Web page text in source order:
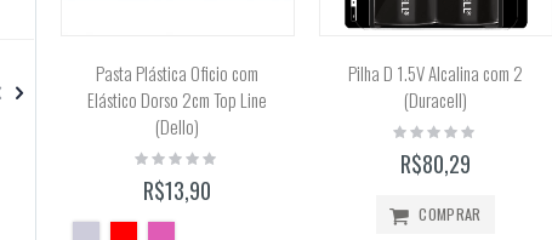
Pasta Plástica Oficio com
Elástico Dorso 2cm Top Line
(Dello)
Rating:
0%
R$13,90
Pilha D 1.5V Alcalina com 2
(Duracell)
Rating:
0%
R$80,29
COMPRAR
Rating:
0%
R$51,99
Rating: